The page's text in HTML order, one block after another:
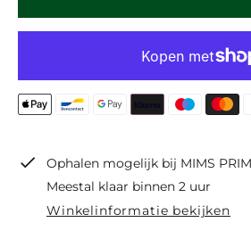
J
Ophalen mogelijk bij MIMS
Meestal klaar binnen 2 uur
Winkelinformatie bekijken